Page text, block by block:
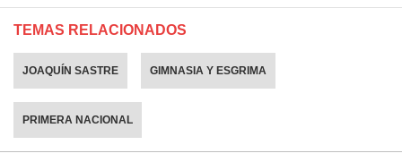
TEMAS RELACIONADOS
JOAQUÍN SASTRE GIMNASIA Y ESGRIMA
PRIMERA NACIONAL